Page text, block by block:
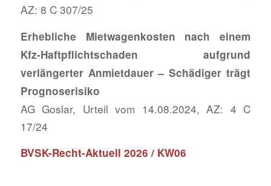
AZ: 8 C 307/25
Erhebliche Mietwagenkosten nach einem
Kfz-Haftpflichtschaden aufgrund
verlängerter Anmietdauer – Schädiger trägt
Prognoserisiko
AG Goslar, Urteil vom 14.08.2024, AZ: 4 C
17/24
BVSK-Recht-Aktuell 2026 / KW06